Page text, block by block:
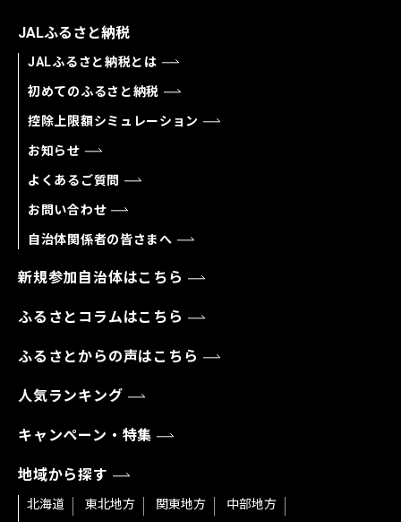
JALふるさと納税
JALふるさと納税とは
初めてのふるさと納税
控除上限額シミュレーション
お知らせ
よくあるご質問
お問い合わせ
自治体関係者の皆さまへ
新規参加自治体はこちら
ふるさとコラムはこちら
ふるさとからの声はこちら
人気ランキング
キャンペーン・特集
地域から探す
北海道 東北地方 関東地方
中部地方